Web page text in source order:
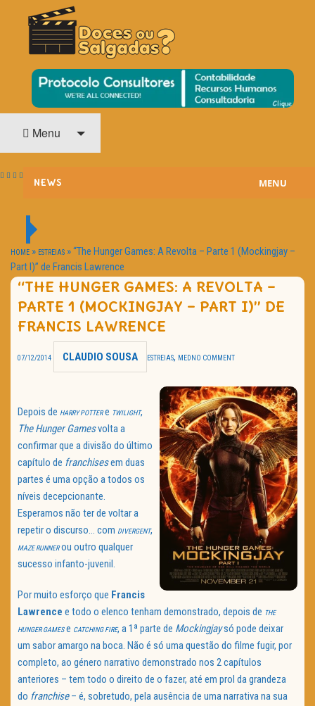
DOCES OU SALGADAS?
O Cinema? Uma Paixão!!
Menu
NEWS
PASSATEMPOS
HOME CINEMA
NOTA PESSOAL
MENU
HOME » ESTREIAS »“The Hunger Games: A Revolta – Parte 1 (Mockingjay –
Part I)” de Francis Lawrence
“THE HUNGER GAMES: A REVOLTA –
PARTE 1 (MOCKINGJAY – PART I)” DE
FRANCIS LAWRENCE
07/12/2014 CLAUDIO SOUSA ESTREIAS, MED NO COMMENT
Depois de HARRY POTTERe TWILIGHT,
The Hunger Gamesvolta a
confirmar que a divisão do último
capítulo de franchisesem duas
partes é uma opção a todos os
níveis decepcionante.
Esperamos não ter de voltar a
repetir o discurso… com DIVERGENT,
MAZE RUNNERou outro qualquer
sucesso infanto-juvenil.
Por muito esforço que Francis
Lawrence e todo o elenco tenham demonstrado, depois de THE
HUNGER GAMESe CATCHING FIRE, a 1ª parte de Mockingjaysó pode deixar
um sabor amargo na boca. Não é só uma questão do filme fugir, por
completo, ao género narrativo demonstrado nos 2 capítulos
anteriores – tem todo o direito de o fazer, até em prol da grandeza
do franchise– é, sobretudo, pela ausência de uma narrativa na sua